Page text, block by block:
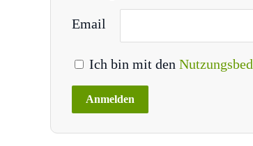
Email
Ich bin mit den